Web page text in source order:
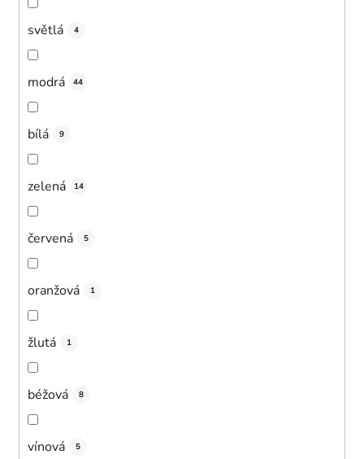
světlá 4
modrá 44
bílá 9
zelená 14
červená 5
oranžová 1
žlutá 1
béžová 8
vínová 5